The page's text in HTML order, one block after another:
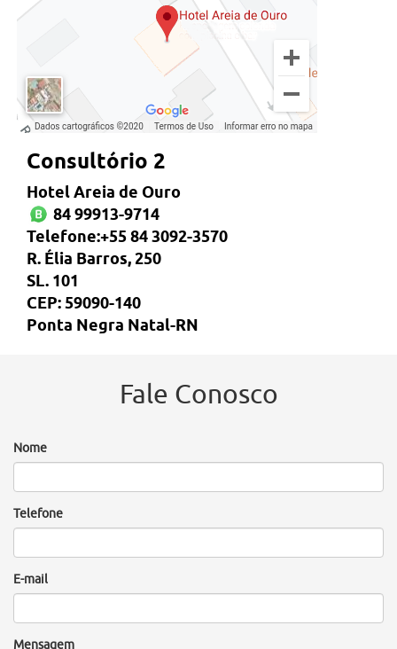
Consultório 2
Hotel Areia de Ouro
84 99913-9714
Telefone:+55 84 3092-3570
R. Élia Barros, 250
SL. 101
CEP: 59090-140
Ponta Negra Natal-RN
Fale Conosco
Nome
Telefone
E-mail
Mensagem